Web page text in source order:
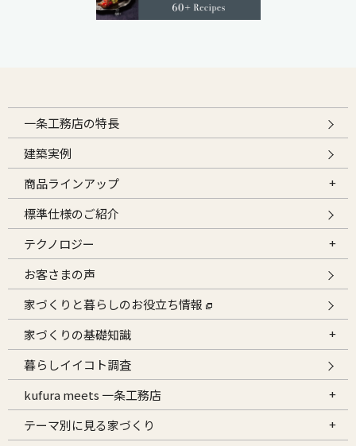
一条工務店の特長
建築実例
商品ラインアップ
標準仕様のご紹介
テクノロジー
お客さまの声
家づくりと暮らしのお役立ち情報
家づくりの基礎知識
暮らしイイコト調査
kufura meets 一条工務店
テーマ別に見る家づくり